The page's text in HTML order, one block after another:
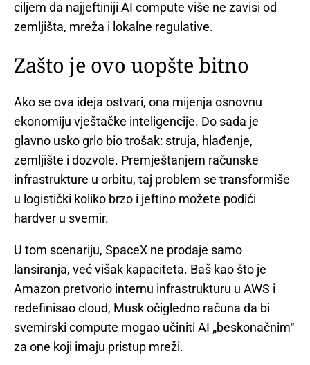
ciljem da najjeftiniji AI compute više ne zavisi od
zemljišta, mreža i lokalne regulative.
Zašto je ovo uopšte bitno
Ako se ova ideja ostvari, ona mijenja osnovnu
ekonomiju vještačke inteligencije. Do sada je
glavno usko grlo bio trošak: struja, hlađenje,
zemljište i dozvole. Premještanjem računske
infrastrukture u orbitu, taj problem se transformiše
u logistički koliko brzo i jeftino možete podići
hardver u svemir.
U tom scenariju, SpaceX ne prodaje samo
lansiranja, već višak kapaciteta. Baš kao što je
Amazon pretvorio internu infrastrukturu u AWS i
redefinisao cloud, Musk očigledno računa da bi
svemirski compute mogao učiniti AI „beskonačnim“
za one koji imaju pristup mreži.